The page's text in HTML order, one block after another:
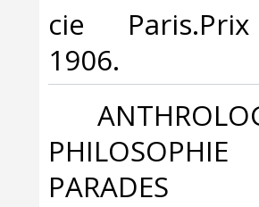
cie Paris.Prix
1906.‎
PHILOSOPHIE
PARADES‎